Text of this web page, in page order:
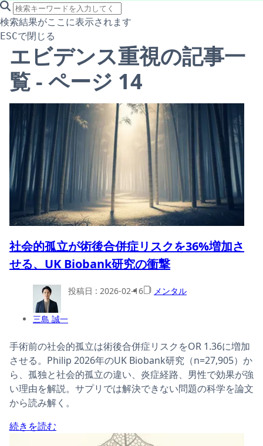
search icon
サイト内検索
検索結果がここに表示されます
ESCで閉じる
エビデンス重視の記事一
覧 - ページ 14
社会的孤立が術後合併症リスクを36%増加さ
せる、UK Biobank研究の衝撃
三島 誠一
投稿日 : 2026-02-16 メンタル
手術前の社会的孤立は術後合併症リスクをOR 1.36に増加
させる。Philip 2026年のUK Biobank研究（n=27,905）か
ら、孤独と社会的孤立の違い、炎症経路、男性で効果が強
い理由を解説。サプリでは解決できない問題の科学を論文
から読み解く。
続きを読む